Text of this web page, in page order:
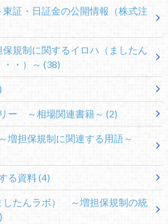
証・日証金の公開情報（株式注
規制に関するイロハ（ましたん
・）～ (38)
ー ～相場関連書籍～ (2)
担保規制に関連する用語～
る資料(4)
したんラボ） ～増担保規制の統